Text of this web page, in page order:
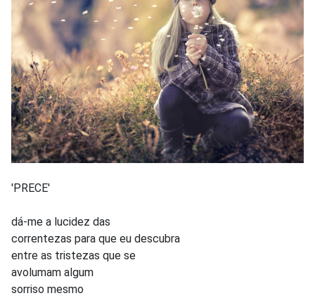
'PRECE'
dá-me a lucidez das
correntezas para que eu descubra
entre as tristezas que se
avolumam algum
sorriso mesmo